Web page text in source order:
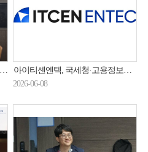
아이티센엔텍, 국세청·고용정보원 사업 연이어 수주…총 636억원 규모
2026-06-08